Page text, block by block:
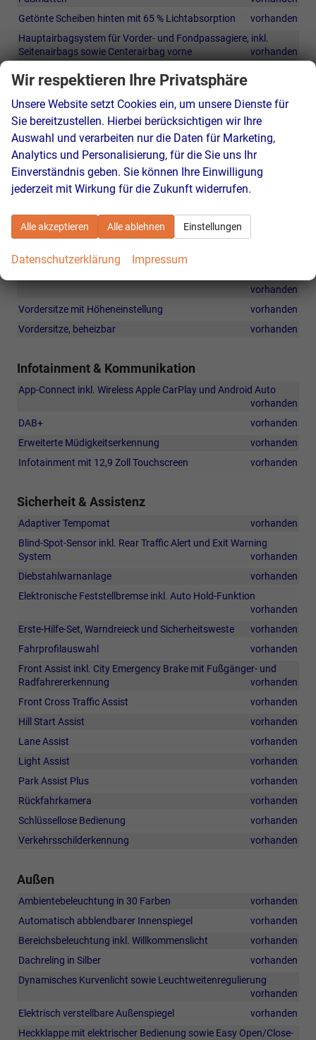
Getönte Scheiben hinten mit 65 % Lichtabsorption
vorhanden
Hauptairbagsystem für Vorder- und Fondpassagiere, inkl.
Seitenairbags sowie Centerairbag vorne
vorhanden
Induktives Laden
LED-Leuchten im Fußraum vorne
Mittelarmlehne vorne
vorhanden
Multifunktions-Sportlederlenkrad, beheizbar mit DSG-
Schaltfunktion
vorhanden
Pedale und Fußstütze in gebürstetem Edelstahl
Rücksitzlehne, asymmetrisch geteilt (60/40) mit Mittelarmlehne
Sportsitz-Komfort vorne
vorhanden
Türverkleidungen und Armlehnen in Leatherette
vorhanden
Variable Kofferraumboden
vorhanden
Vordersitze mit Höheneinstellung
vorhanden
Vordersitze, beheizbar
vorhanden
Infotainment & Kommunikation
App-Connect inkl. Wireless Apple CarPlay und Android Auto
vorhanden
DAB+
vorhanden
Erweiterte Müdigkeitserkennung
vorhanden
Infotainment mit 12,9 Zoll Touchscreen
vorhanden
Sicherheit & Assistenz
Adaptiver Tempomat
vorhanden
Blind-Spot-Sensor inkl. Rear Traffic Alert und Exit Warning
System
vorhanden
Diebstahlwarnanlage
vorhanden
Elektronische Feststellbremse inkl. Auto Hold-Funktion
vorhanden
Erste-Hilfe-Set, Warndreieck und Sicherheitsweste
vorhanden
Fahrprofilauswahl
vorhanden
Front Assist inkl. City Emergency Brake mit Fußgänger- und
Radfahrererkennung
vorhanden
Front Cross Traffic Assist
vorhanden
Hill Start Assist
vorhanden
Lane Assist
vorhanden
Light Assist
vorhanden
Park Assist Plus
vorhanden
Rückfahrkamera
vorhanden
Schlüssellose Bedienung
vorhanden
Verkehrsschilderkennung
vorhanden
Außen
Ambientebeleuchtung in 30 Farben
vorhanden
Automatisch abblendbarer Innenspiegel
vorhanden
Bereichsbeleuchtung inkl. Willkommenslicht
vorhanden
Dachreling in Silber
vorhanden
Dynamisches Kurvenlicht sowie Leuchtweitenregulierung
vorhanden
Elektrisch verstellbare Außenspiegel
vorhanden
Heckklappe mit elektrischer Bedienung sowie Easy Open/Close-
Wir respektieren Ihre Privatsphäre
Unsere Website setzt Cookies ein, um unsere Dienste für
Sie bereitzustellen. Hierbei berücksichtigen wir Ihre
Auswahl und verarbeiten nur die Daten für Marketing,
Analytics und Personalisierung, für die Sie uns Ihr
Einverständnis geben. Sie können Ihre Einwilligung
jederzeit mit Wirkung für die Zukunft widerrufen.
Alle akzeptieren Alle ablehnen Einstellungen
Datenschutzerklärung Impressum